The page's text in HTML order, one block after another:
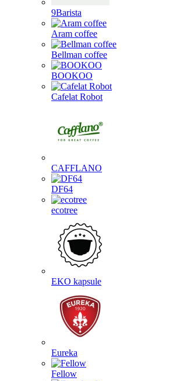
9Barista
Aram coffee
Bellman coffee
BOOKOO
Cafelat Robot
CAFFLANO
DF64
ecotree
EKO kapsule
Eureka
Fellow